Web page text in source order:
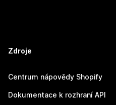
Zdroje
Centrum nápovědy Shopify
Dokumentace k rozhraní API